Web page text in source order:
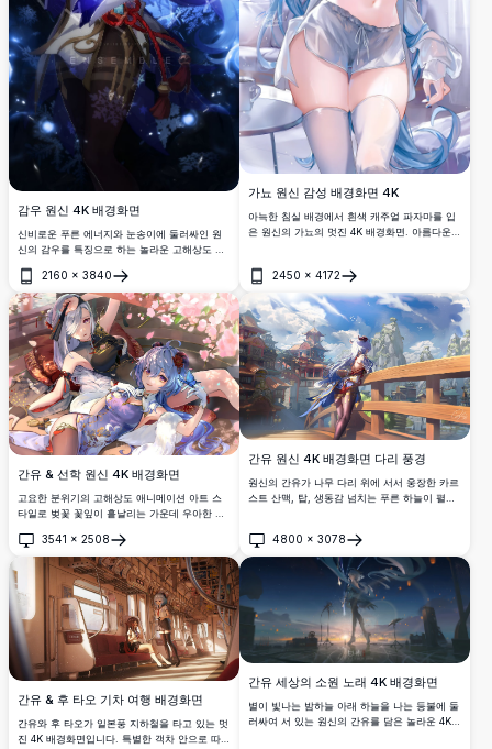
감우 원신 4K 배경화면
신비로운 푸른 에너지와 눈송이에 둘러싸인 원
신의 감우를 특징으로 하는 놀라운 고해상도 아
흐르는 은빛 머리와 함께 우아한 의상을 입고 묘
사되어 있어, 인기 RPG 게임의 팬들에게 완벽합
니다.
2160 × 3840
열기
가뇨 원신 감성 배경화면 4K
아늑한 침실 배경에서 흰색 캐주얼 파자마를 입
은 원신의 가뇨의 멋진 4K 배경화면. 아름다운
출합니다.
2450 × 4172
열기
간유 & 선학 원신 4K 배경화면
고요한 분위기의 고해상도 애니메이션 아트 스
타일로 벚꽃 꽃잎이 흩날리는 가운데 우아한 중
진 4K 배경화면입니다.
3541 × 2508
열기
간유 원신 4K 배경화면 다리 풍경
원신의 간유가 나무 다리 위에 서서 웅장한 카르
스트 산맥, 탑, 생동감 넘치는 푸른 하늘이 펼쳐
4800 × 3078
열기
간유 & 후 타오 기차 여행 배경화면
간유와 후 타오가 일본풍 지하철을 타고 있는 멋
진 4K 배경화면입니다. 특별한 객차 안으로 따뜻
간유 세상의 소원 노래 4K 배경화면
별이 빛나는 밤하늘 아래 하늘을 나는 등불에 둘
러싸여 서 있는 원신의 간유를 담은 놀라운 4K